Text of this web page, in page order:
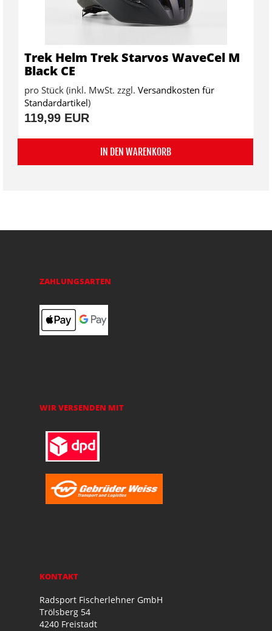
Trek Helm Trek Starvos WaveCel M
Black CE
pro Stück (inkl. MwSt. zzgl. Versandkosten für
Standardartikel)
119,99 EUR
IN DEN WARENKORB
ZAHLUNGSARTEN
WIR VERSENDEN MIT
KONTAKT
Radsport Fischerlehner GmbH
Trölsberg 54
4240 Freistadt